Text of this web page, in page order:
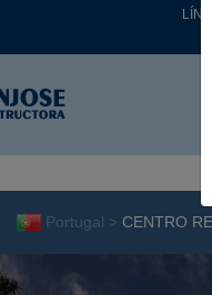
Portugal > CENTRO